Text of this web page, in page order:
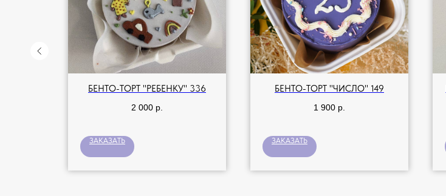
БЕНТО-ТОРТ "РЕБЁНКУ" 336
2 000 р.
ЗАКАЗАТЬ
БЕНТО-ТОРТ "ЧИСЛО" 149
1 900 р.
ЗАКАЗАТЬ